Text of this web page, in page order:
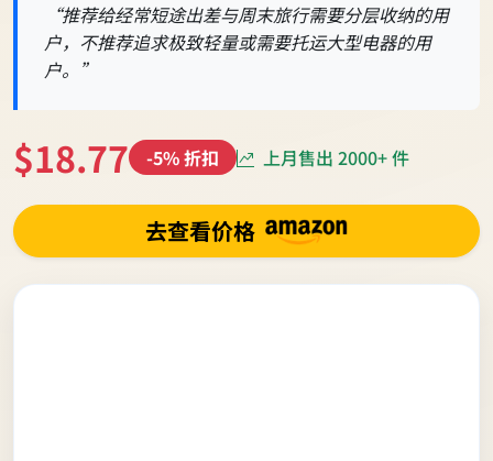
“推荐给经常短途出差与周末旅行需要分层收纳的用
户，不推荐追求极致轻量或需要托运大型电器的用
户。”
$18.77 -5% 折扣 上月售出 2000+ 件
去查看价格